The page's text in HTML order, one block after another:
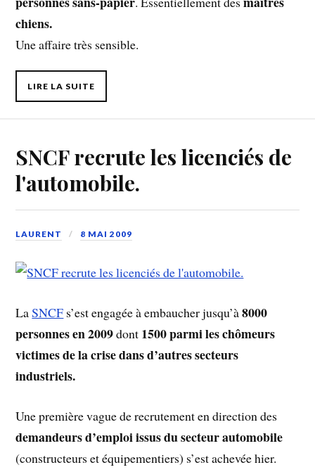
chiens.
Une affaire très sensible.
LIRE LA SUITE
SNCF recrute les licenciés de
l'automobile.
LAURENT 8 MAI 2009
LaSNCF s’est engagée à embaucher jusqu’à8000
personnes en 2009dont 1500 parmi les chômeurs
victimes de la crise dans d’autres secteurs
industriels.
Une première vague de recrutement en direction des
demandeurs d’emploi issus du secteur automobile
(constructeurs et équipementiers) s’est achevée hier.